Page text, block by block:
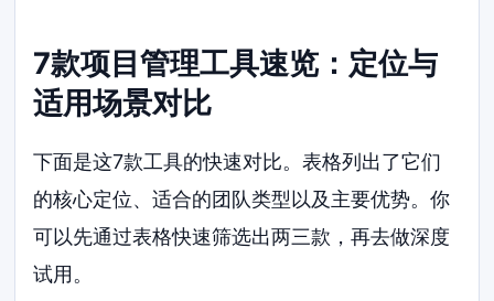
7款项目管理工具速览：定位与
适用场景对比
下面是这7款工具的快速对比。表格列出了它们
的核心定位、适合的团队类型以及主要优势。你
可以先通过表格快速筛选出两三款，再去做深度
试用。